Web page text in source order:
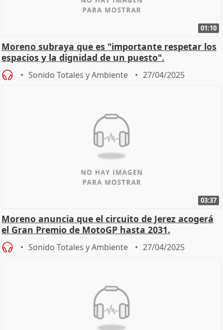
01:10
Moreno subraya que es "importante respetar los
espacios y la dignidad de un puesto".
Sonido Totales y Ambiente 27/04/2025
03:37
Moreno anuncia que el circuito de Jerez acogerá
el Gran Premio de MotoGP hasta 2031.
Sonido Totales y Ambiente 27/04/2025